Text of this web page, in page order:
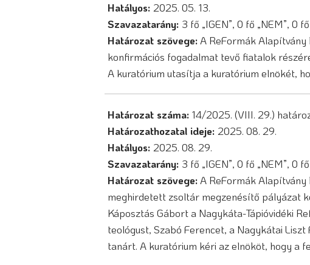
Hatályos: 2025. 05. 13.
Szavazatarány: 3 fő „IGEN”, 0 fő „NEM”, 0
Határozat szövege: A ReFormák Alapítvány
konfirmációs fogadalmat tevő fiatalok
A kuratórium utasítja a kuratórium elnökét,
Határozat száma: 14/2025. (VIII. 29.)
Határozathozatal ideje: 2025. 08. 29.
Hatályos: 2025. 08. 29.
Szavazatarány: 3 fő „IGEN”, 0 fő „NEM”, 0
Határozat szövege: A ReFormák Alapítvány
meghirdetett zsoltár megzenésítő pályázat
Káposztás Gábort a Nagykáta-Tápióvidéki
teológust, Szabó Ferencet, a Nagykátai
tanárt. A kuratórium kéri az elnököt, hogy